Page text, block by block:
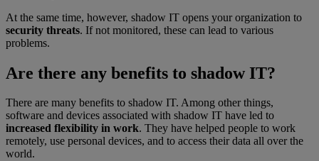
At the same time, however, shadow IT opens your organization to
security threats. If not monitored, these can lead to various
problems.
Are there any benefits to shadow IT?
There are many benefits to shadow IT. Among other things,
software and devices associated with shadow IT have led to
increased flexibility in work. They have helped people to work
remotely, use personal devices, and to access their data all over the
world.